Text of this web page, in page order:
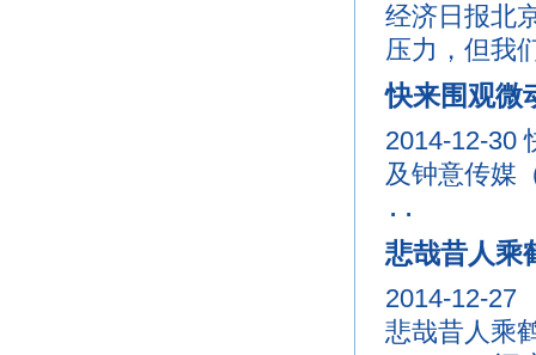
经济日报北
压力，但我
快来围观微
2014-12-30
及钟意传媒
..
悲哉昔人乘
2014-12-27
悲哉昔人乘